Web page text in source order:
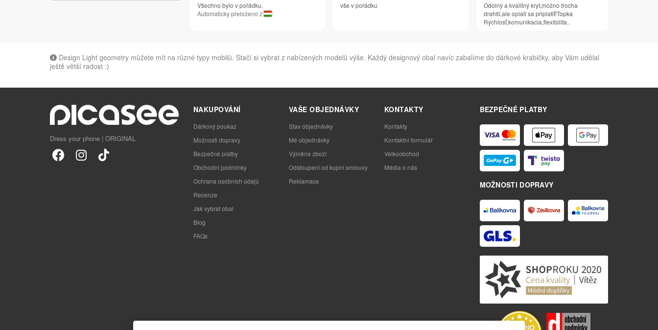
Všechno bylo v pořádku.
Automaticky přeloženo z
vše v pořádku
Odolný a kvalitný kryt,možno trocha
drahší,ale oplatí sa priplatiť!Topka
Rýchlosť,komunikacia,flexibilita..
Design Light geometry můžete mít na různé typy mobilů. Stačí si vybrat z nabízených modelů výše. Každý designový obal navíc zabalíme do dárkové krabičky, aby Vám udělal
ještě větší radost :)
Dress your phone | ORIGINAL
BEZPEČNÉ PLATBY
MOŽNOSTI DOPRAVY
NAKUPOVÁNÍ
Dárkový poukaz
Možnosti dopravy
Bezpečné platby
Obchodní podmínky
Ochrana osobních údajů
Recenze
Jak vybrat obal
Blog
FAQs
VAŠE OBJEDNÁVKY
Stav objednávky
Mé objednávky
Výměna zboží
Odstoupení od kupní smlouvy
Reklamace
KONTAKTY
Kontakty
Kontaktní formulář
Velkoobchod
Média o nás